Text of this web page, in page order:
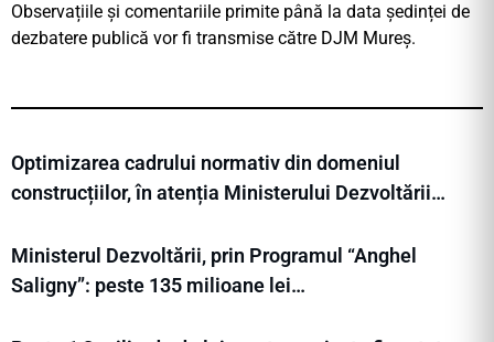
Observațiile și comentariile primite până la data ședinței de
dezbatere publică vor fi transmise către DJM Mureș.
Optimizarea cadrului normativ din domeniul
construcțiilor, în atenția Ministerului Dezvoltării…
Ministerul Dezvoltării, prin Programul “Anghel
Saligny”: peste 135 milioane lei…